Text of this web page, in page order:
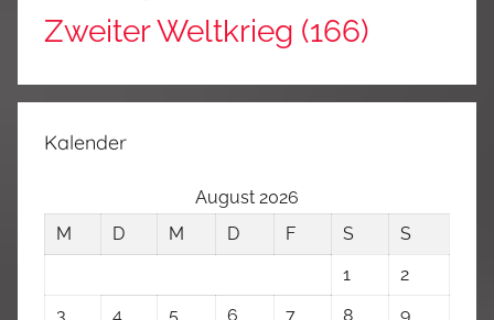
Zweiter Weltkrieg (166)
Kalender
August 2026
M
D M D F S
S
1
2
3
4 5 6 7 8
9